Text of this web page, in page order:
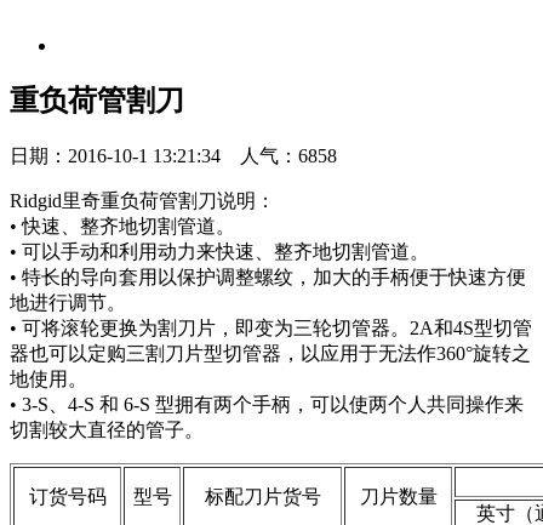
重负荷管割刀
日期：2016-10-1 13:21:34 人气：6858
Ridgid里奇重负荷管割刀说明：
• 快速、整齐地切割管道。
• 可以手动和利用动力来快速、整齐地切割管道。
• 特长的导向套用以保护调整螺纹，加大的手柄便于快速方便
地进行调节。
• 可将滚轮更换为割刀片，即变为三轮切管器。2A和4S型切管
器也可以定购三割刀片型切管器，以应用于无法作360°旋转之
地使用。
• 3-S、4-S 和 6-S 型拥有两个手柄，可以使两个人共同操作来
切割较大直径的管子。
订货号码 型号 标配刀片货号
刀片数量
英寸（